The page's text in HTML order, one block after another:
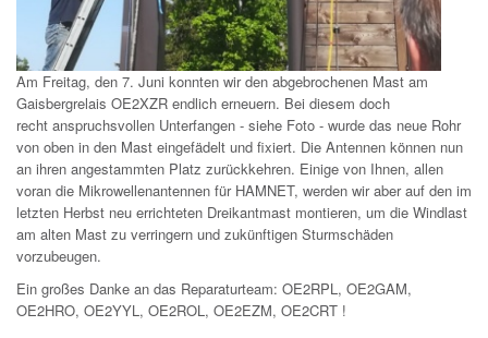
Am Freitag, den 7. Juni konnten wir den abgebrochenen Mast am
Gaisbergrelais OE2XZR endlich erneuern. Bei diesem doch
recht anspruchsvollen Unterfangen - siehe Foto - wurde das neue Rohr
von oben in den Mast eingefädelt und fixiert. Die Antennen können nun
an ihren angestammten Platz zurückkehren. Einige von Ihnen, allen
voran die Mikrowellenantennen für HAMNET, werden wir aber auf den im
letzten Herbst neu errichteten Dreikantmast montieren, um die Windlast
am alten Mast zu verringern und zukünftigen Sturmschäden
vorzubeugen.
Ein großes Danke an das Reparaturteam: OE2RPL, OE2GAM,
OE2HRO, OE2YYL, OE2ROL, OE2EZM, OE2CRT !